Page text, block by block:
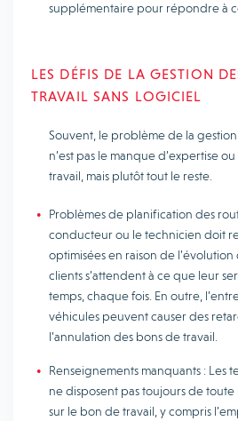
supplémentaire pour répondre à
LES DÉFIS DE LA GESTION
TRAVAIL SANS LOGICIEL
Souvent, le problème de la
n’est pas le manque d’expertise
travail, mais plutôt tout le reste.
Problèmes de planification des
conducteur ou le technicien doit
optimisées en raison de
clients s’attendent à ce que leur
temps, chaque fois. En outre,
véhicules peuvent causer des
l’annulation des bons de travail.
Renseignements manquants : Les
ne disposent pas toujours de
sur le bon de travail, y compris